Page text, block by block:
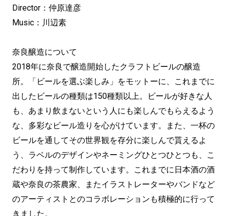
Director：仲原達彦
Music：川辺素
奈良醸造について
2018年に奈良で醸造開始したクラフトビールの醸造
所。「ビールを選ぶ楽しみ」をモットーに、これまでに
出したビールの種類は150種類以上。ビールが好きな人
も、あまり飲まないという人にも楽しんでもらえるよう
な、多彩なビール造りを心がけています。また、一杯の
ビールを通してその世界観を存分に楽しんで貰えるよ
う、ラベルのデザインやネーミングひとつひとつも、こ
だわりを持って制作しています。これまでに日本酒の酒
蔵や奈良の茶農家、またイラストレーターやバンドなど
のアーティストとのコラボレーションも積極的に行って
きました。